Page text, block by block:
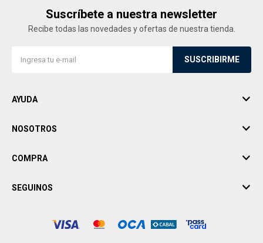
Suscríbete a nuestra newsletter
Recibe todas las novedades y ofertas de nuestra tienda.
SUSCRIBIRME
AYUDA
NOSOTROS
COMPRA
SEGUINOS